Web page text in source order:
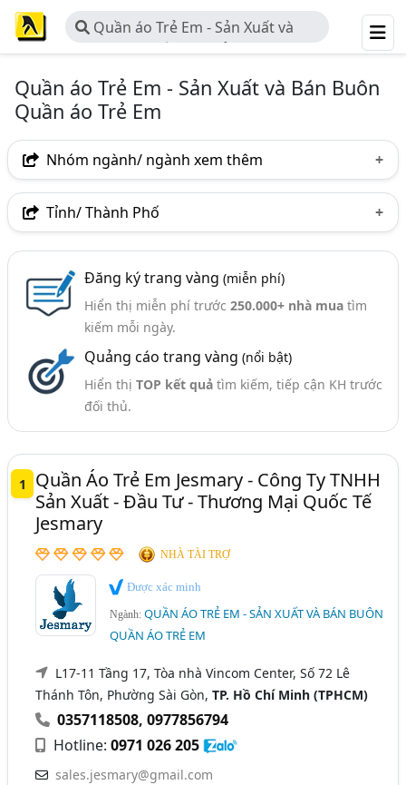
Quần áo Trẻ Em - Sản Xuất và
Bán Buôn Quần áo Trẻ Em
Quần áo Trẻ Em - Sản Xuất và Bán Buôn
Quần áo Trẻ Em
Nhóm ngành/ ngành xem thêm
Ngành nghề
Ngành xem thêm
May Mặc - Các Công Ty May Mặc (1974)
Đồ Dùng Trẻ Em Và Sơ Sinh (196)
Tỉnh/ Thành Phố
Bình Dương
Lâm Đồng
Tp. Đà Nẵng
TP. Hải Phòng
Bà Rịa-Vũng Tàu
Nam Định
Phú Yên Quảng Trị
Bình Định
Hải Dương Kiên Giang
Long An
Tây Ninh
Đăng ký trang vàng (miễn phí)
Hiển thị miễn phí trước 250.000+ nhà muatìm
kiếm mỗi ngày.
Quảng cáo trang vàng (nổi bật)
Hiển thị TOP kết quảtìm kiếm, tiếp cận KH trước
đối thủ.
1
Quần Áo Trẻ Em Jesmary - Công Ty TNHH
Sản Xuất - Đầu Tư - Thương Mại Quốc Tế
Jesmary
NHÀ TÀI TRỢ
Được xác minh
Ngành:QUẦN ÁO TRẺ EM - SẢN XUẤT VÀ BÁN BUÔN
QUẦN ÁO TRẺ EM
L17-11 Tầng 17, Tòa nhà Vincom Center, Số 72 Lê
Thánh Tôn, Phường Sài Gòn,TP. Hồ Chí Minh (TPHCM)
0357118508,0977856794
Hotline:0971 026 205
sales.jesmary@gmail.com